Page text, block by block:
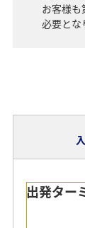
お客様
必要とな
到着ター
出発ター